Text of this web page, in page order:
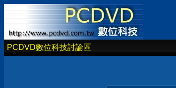
PCDVD數位科技討論區